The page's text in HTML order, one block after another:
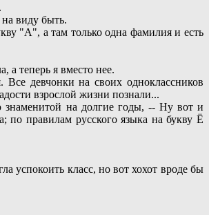
виду быть.
"А", а там только одна фамилия и есть
а теперь я вместо нее.
девчонки на своих одноклассников
взрослой жизни познали...
знаменитой на долгие годы, -- Ну вот и
по правилам русского языка на букву Ё
успокоить класс, но вот хохот вроде бы